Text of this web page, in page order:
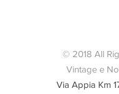
© 2018 All
Vintage e
Via Appia Km